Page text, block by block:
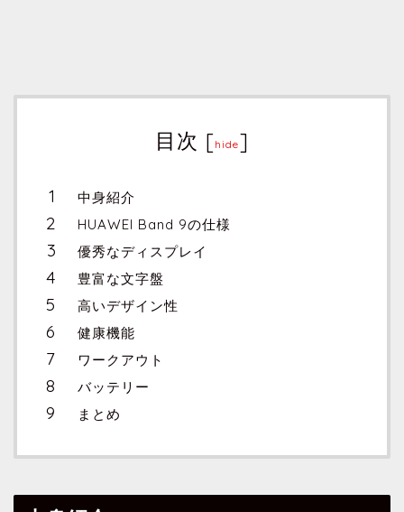
目次 [hide]
中身紹介
HUAWEI Band 9の仕様
優秀なディスプレイ
豊富な文字盤
高いデザイン性
健康機能
ワークアウト
バッテリー
まとめ